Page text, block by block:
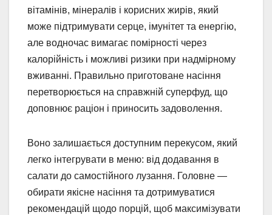
вітамінів, мінералів і корисних жирів, який
може підтримувати серце, імунітет та енергію,
але водночас вимагає помірності через
калорійність і можливі ризики при надмірному
вживанні. Правильно приготоване насіння
перетворюється на справжній суперфуд, що
доповнює раціон і приносить задоволення.
Воно залишається доступним перекусом, який
легко інтегрувати в меню: від додавання в
салати до самостійного лузання. Головне —
обирати якісне насіння та дотримуватися
рекомендацій щодо порцій, щоб максимізувати